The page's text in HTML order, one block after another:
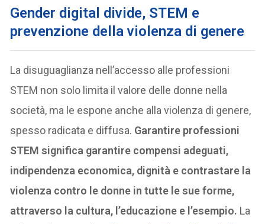
Gender digital divide, STEM e
prevenzione della violenza di genere
La disuguaglianza nell’accesso alle professioni
STEM non solo limita il valore delle donne nella
società, ma le espone anche alla violenza di genere,
spesso radicata e diffusa. Garantire professioni
STEM significa garantire compensi adeguati,
indipendenza economica, dignità e contrastare la
violenza contro le donne in tutte le sue forme,
attraverso la cultura, l’educazione e l’esempio. La